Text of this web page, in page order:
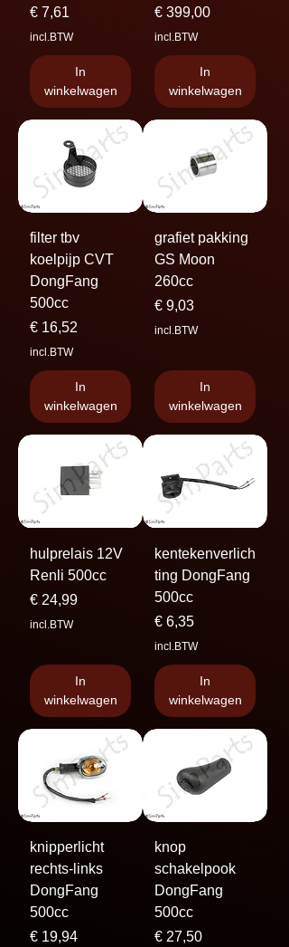
Prijs
€ 7,61
incl.BTW
In
winkelwagen
Prijs
€ 399,00
incl.BTW
In
winkelwagen
filter tbv
koelpijp CVT
DongFang
500cc
Prijs
€ 16,52
incl.BTW
In
winkelwagen
grafiet pakking
GS Moon
260cc
Prijs
€ 9,03
incl.BTW
In
winkelwagen
hulprelais 12V
Renli 500cc
Prijs
€ 24,99
incl.BTW
In
winkelwagen
kentekenverlich
ting DongFang
500cc
Prijs
€ 6,35
incl.BTW
In
winkelwagen
knipperlicht
rechts-links
DongFang
500cc
Prijs
€ 19,94
knop
schakelpook
DongFang
500cc
Prijs
€ 27,50